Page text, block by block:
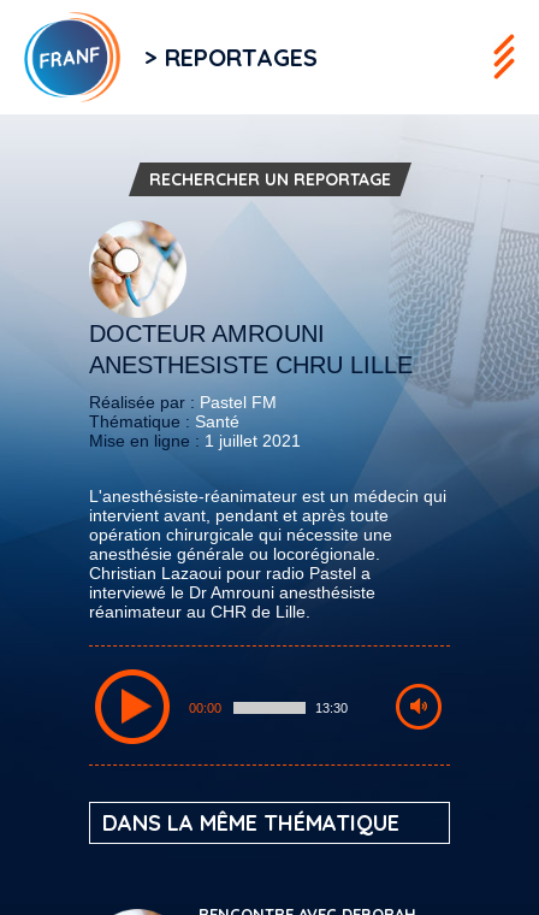
> REPORTAGES
RECHERCHER UN REPORTAGE
DOCTEUR AMROUNI
ANESTHESISTE CHRU LILLE
Réalisée par : Pastel FM
Thématique : Santé
Mise en ligne : 1 juillet 2021
L'anesthésiste-réanimateur est un médecin qui
intervient avant, pendant et après toute
opération chirurgicale qui nécessite une
anesthésie générale ou locorégionale.
Christian Lazaoui pour radio Pastel a
interviewé le Dr Amrouni anesthésiste
réanimateur au CHR de Lille.
00:00 13:30
DANS LA MÊME THÉMATIQUE